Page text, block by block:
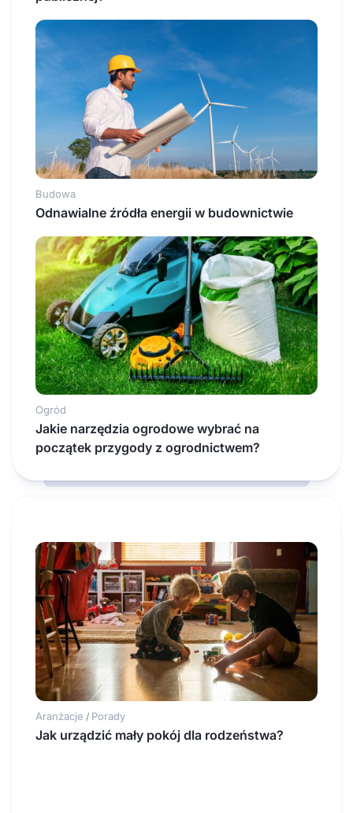
Budowa
Odnawialne źródła energii w budownictwie
Ogród
Jakie narzędzia ogrodowe wybrać na
początek przygody z ogrodnictwem?
Aranżacje / Porady
Jak urządzić mały pokój dla rodzeństwa?